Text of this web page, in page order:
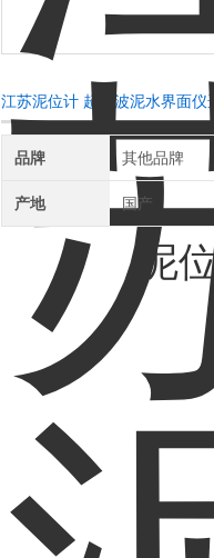
江苏泥位计 超声波泥水界面仪
品牌 其他品牌
产地 国产
泥